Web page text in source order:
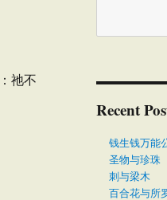
：祂不
Recent
钱生钱万能
圣物与珍珠
刺与梁木
百合花与所